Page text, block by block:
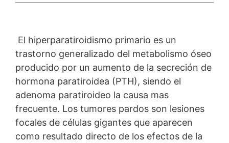
El hiperparatiroidismo primario es un
trastorno generalizado del metabolismo óseo
producido por un aumento de la secreción de
hormona paratiroidea (PTH), siendo el
adenoma paratiroideo la causa mas
frecuente. Los tumores pardos son lesiones
focales de células gigantes que aparecen
como resultado directo de los efectos de la